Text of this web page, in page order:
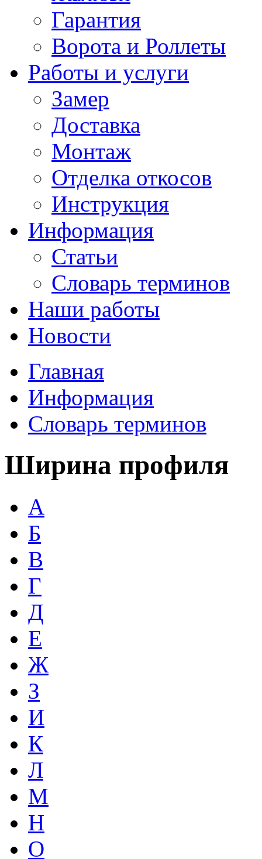
Гарантия
Ворота и Роллеты
Работы и услуги
Замер
Доставка
Монтаж
Отделка откосов
Инструкция
Информация
Статьи
Словарь терминов
Наши работы
Новости
Главная
Информация
Словарь терминов
Ширина профиля
А
Б
В
Г
Д
Е
Ж
З
И
К
Л
М
Н
О